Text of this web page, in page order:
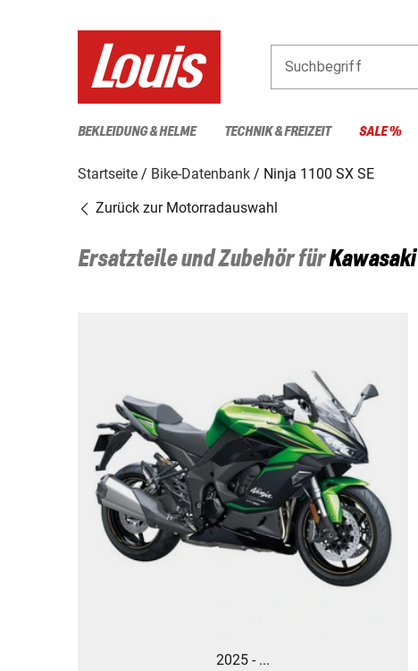
Suchbegriff
BEKLEIDUNG & HELME TECHNIK & FREIZEIT SALE %
Startseite Bike-Datenbank
Ninja 1100 SX SE
Zurück zur Motorradauswahl
Ersatzteile und Zubehör fürKawasaki
2025 - ...